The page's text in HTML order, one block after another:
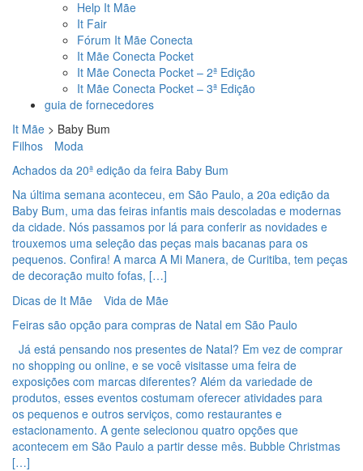
Help It Mãe
It Fair
Fórum It Mãe Conecta
It Mãe Conecta Pocket
It Mãe Conecta Pocket – 2ª Edição
It Mãe Conecta Pocket – 3ª Edição
guia de fornecedores
It Mãe > Baby Bum
Filhos
Moda
Achados da 20ª edição da feira Baby Bum
Na última semana aconteceu, em São Paulo, a 20a edição da
Baby Bum, uma das feiras infantis mais descoladas e modernas
da cidade. Nós passamos por lá para conferir as novidades e
trouxemos uma seleção das peças mais bacanas para os
pequenos. Confira! A marca A Mi Manera, de Curitiba, tem peças
de decoração muito fofas, […]
Dicas de It Mãe
Vida de Mãe
Feiras são opção para compras de Natal em São Paulo
Já está pensando nos presentes de Natal? Em vez de comprar
no shopping ou online, e se você visitasse uma feira de
exposições com marcas diferentes? Além da variedade de
produtos, esses eventos costumam oferecer atividades para
os pequenos e outros serviços, como restaurantes e
estacionamento. A gente selecionou quatro opções que
acontecem em São Paulo a partir desse mês. Bubble Christmas
[…]